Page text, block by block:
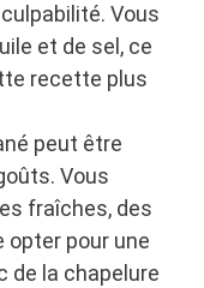
Vous
et de sel, ce
recette plus
peut être
Vous
fraîches, des
opter pour une
de la chapelure